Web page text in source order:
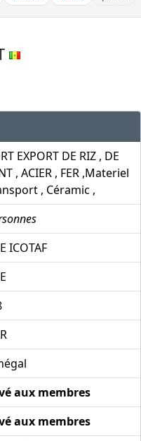
EXPORT DE RIZ , DE
, ACIER , FER ,Materiel
, Céramic ,
ICOTAF
aux membres
aux membres